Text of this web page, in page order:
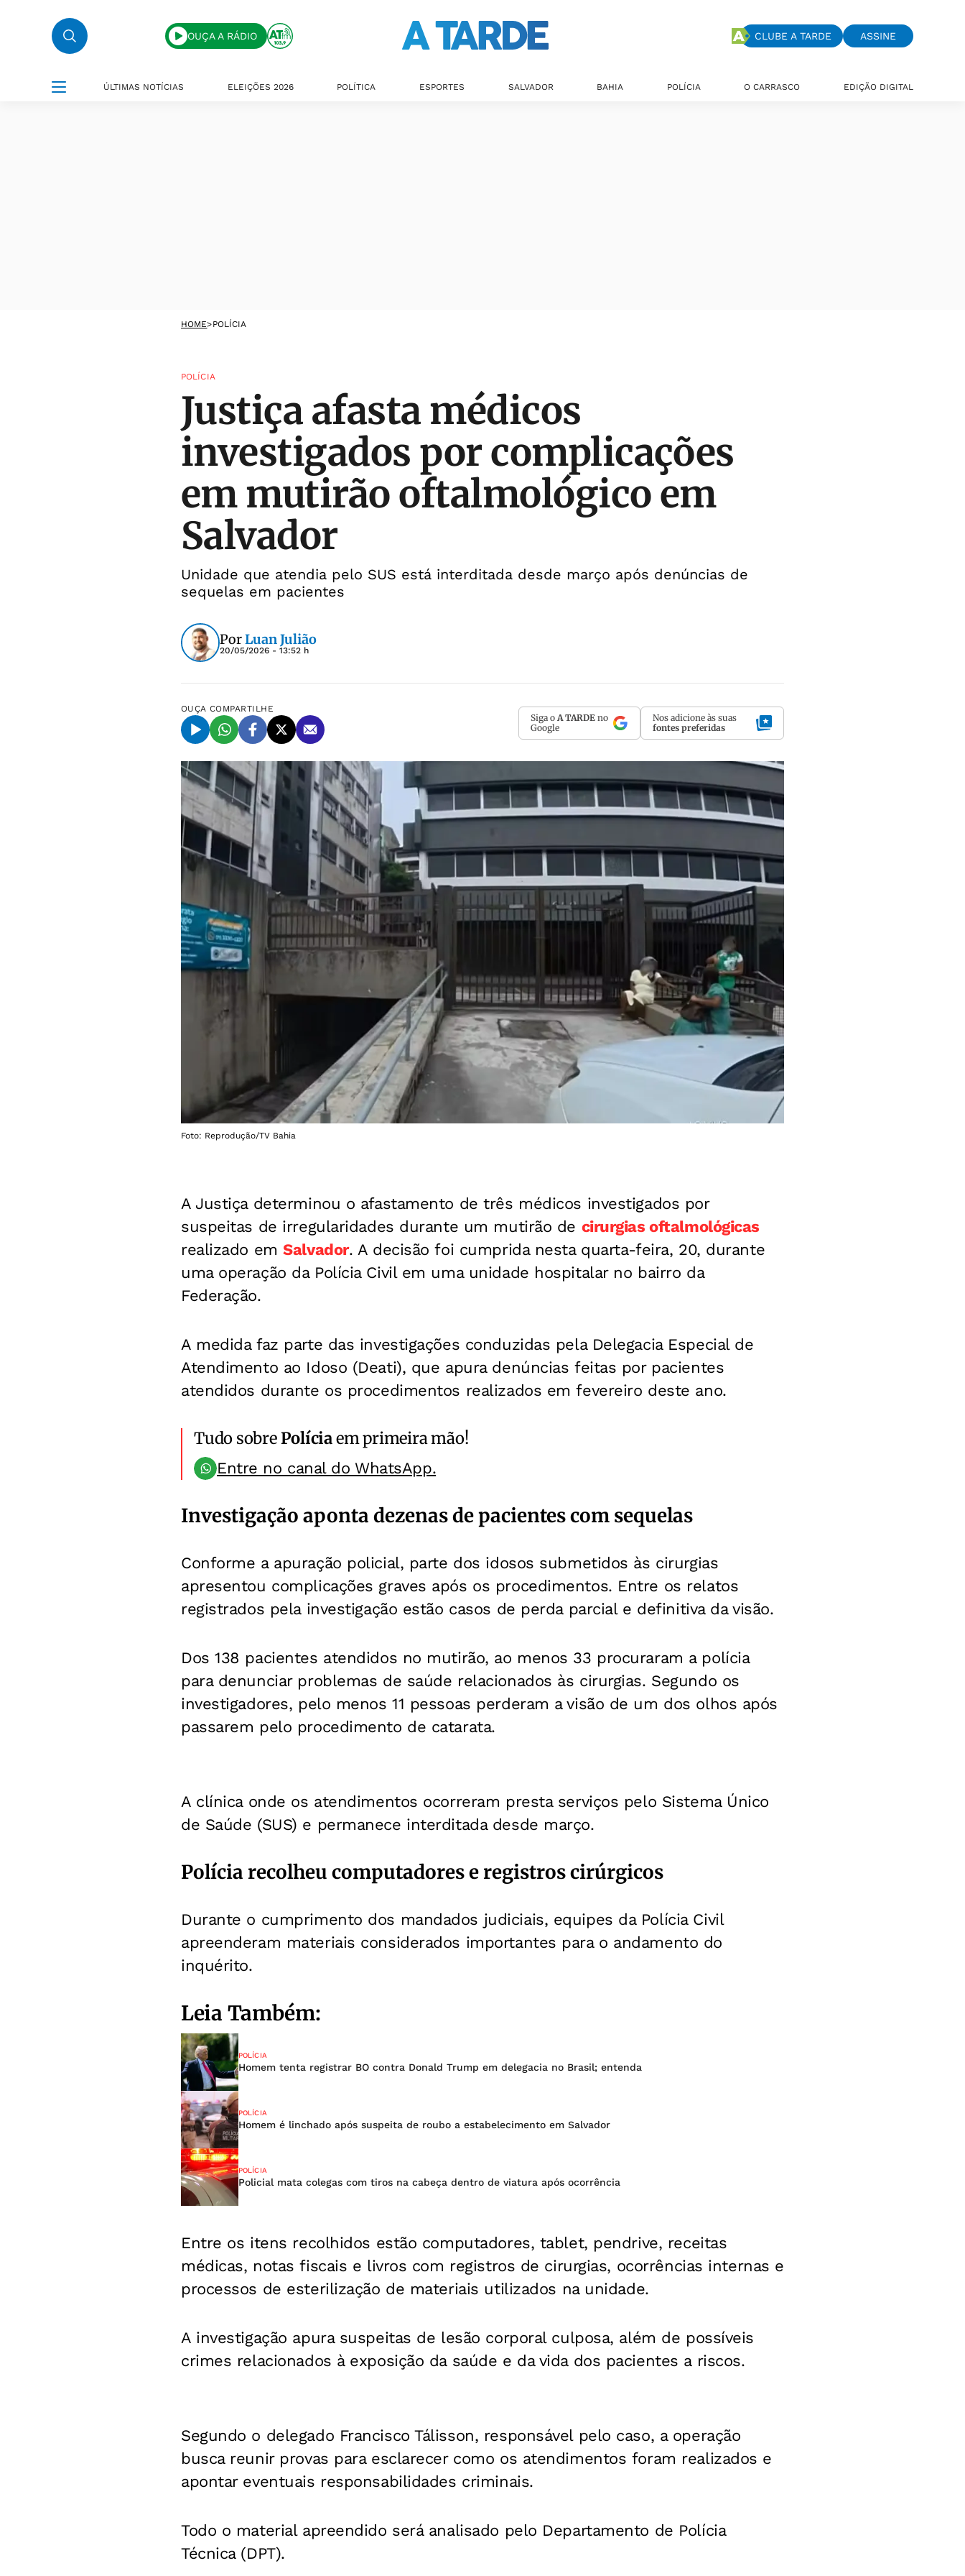
OUÇA A RÁDIO CLUBE A TARDE ASSINE
ÚLTIMAS NOTÍCIAS ELEIÇÕES 2026 POLÍTICA ESPORTES SALVADOR BAHIA POLÍCIA O CARRASCO EDIÇÃO DIGITAL
HOME>POLÍCIA
POLÍCIA
Justiça afasta médicos
investigados por complicações
em mutirão oftalmológico em
Salvador
Unidade que atendia pelo SUS está interditada desde março após denúncias de
sequelas em pacientes
PorLuan Julião
20/05/2026 - 13:52 h
OUÇA COMPARTILHE
Siga o A TARDE no
Google
Nos adicione às suas
fontes preferidas
Foto: Reprodução/TV Bahia
A Justiça determinou o afastamento de três médicos investigados por
suspeitas de irregularidades durante um mutirão de cirurgias oftalmológicas
realizado emSalvador. A decisão foi cumprida nesta quarta-feira, 20, durante
uma operação da Polícia Civil em uma unidade hospitalar no bairro da
Federação.
A medida faz parte das investigações conduzidas pela Delegacia Especial de
Atendimento ao Idoso (Deati), que apura denúncias feitas por pacientes
atendidos durante os procedimentos realizados em fevereiro deste ano.
Tudo sobrePolíciaem primeira mão!
Entre no canal do WhatsApp.
Investigação aponta dezenas de pacientes com sequelas
Conforme a apuração policial, parte dos idosos submetidos às cirurgias
apresentou complicações graves após os procedimentos. Entre os relatos
registrados pela investigação estão casos de perda parcial e definitiva da visão.
Dos 138 pacientes atendidos no mutirão, ao menos 33 procuraram a polícia
para denunciar problemas de saúde relacionados às cirurgias. Segundo os
investigadores, pelo menos 11 pessoas perderam a visão de um dos olhos após
passarem pelo procedimento de catarata.
A clínica onde os atendimentos ocorreram presta serviços pelo Sistema Único
de Saúde (SUS) e permanece interditada desde março.
Polícia recolheu computadores e registros cirúrgicos
Durante o cumprimento dos mandados judiciais, equipes da Polícia Civil
apreenderam materiais considerados importantes para o andamento do
inquérito.
Leia Também:
POLÍCIA
Homem tenta registrar BO contra Donald Trump em delegacia no Brasil; entenda
POLÍCIA
Homem é linchado após suspeita de roubo a estabelecimento em Salvador
POLÍCIA
Policial mata colegas com tiros na cabeça dentro de viatura após ocorrência
Entre os itens recolhidos estão computadores, tablet, pendrive, receitas
médicas, notas fiscais e livros com registros de cirurgias, ocorrências internas e
processos de esterilização de materiais utilizados na unidade.
A investigação apura suspeitas de lesão corporal culposa, além de possíveis
crimes relacionados à exposição da saúde e da vida dos pacientes a riscos.
Segundo o delegado Francisco Tálisson, responsável pelo caso, a operação
busca reunir provas para esclarecer como os atendimentos foram realizados e
apontar eventuais responsabilidades criminais.
Todo o material apreendido será analisado pelo Departamento de Polícia
Técnica (DPT).